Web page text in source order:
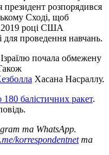
президент розпорядився
Сході, щоб
2019 році США
для проведення навчань.
почала обмежену
Хасана Насраллу.
балістичних ракет.
та WhatsApp.
korrespondentnetта